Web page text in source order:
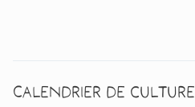
Calendrier de culture